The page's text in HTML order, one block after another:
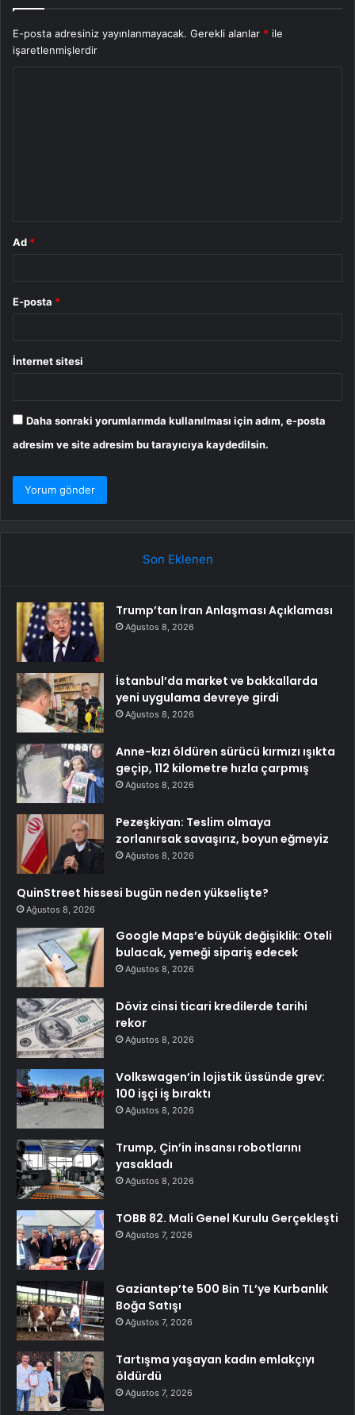
E-posta adresiniz yayınlanmayacak. Gerekli alanlar * ile
işaretlenmişlerdir
Ad *
E-posta *
İnternet sitesi
Daha sonraki yorumlarımda kullanılması için adım, e-posta
adresim ve site adresim bu tarayıcıya kaydedilsin.
Son Eklenen
Trump’tan İran Anlaşması Açıklaması
Ağustos 8, 2026
İstanbul’da market ve bakkallarda
yeni uygulama devreye girdi
Ağustos 8, 2026
Anne-kızı öldüren sürücü kırmızı ışıkta
geçip, 112 kilometre hızla çarpmış
Ağustos 8, 2026
Pezeşkiyan: Teslim olmaya
zorlanırsak savaşırız, boyun eğmeyiz
Ağustos 8, 2026
QuinStreet hissesi bugün neden yükselişte?
Ağustos 8, 2026
Google Maps’e büyük değişiklik: Oteli
bulacak, yemeği sipariş edecek
Ağustos 8, 2026
Döviz cinsi ticari kredilerde tarihi
rekor
Ağustos 8, 2026
Volkswagen’in lojistik üssünde grev:
100 işçi iş bıraktı
Ağustos 8, 2026
Trump, Çin’in insansı robotlarını
yasakladı
Ağustos 8, 2026
TOBB 82. Mali Genel Kurulu Gerçekleşti
Ağustos 7, 2026
Gaziantep’te 500 Bin TL’ye Kurbanlık
Boğa Satışı
Ağustos 7, 2026
Tartışma yaşayan kadın emlakçıyı
öldürdü
Ağustos 7, 2026